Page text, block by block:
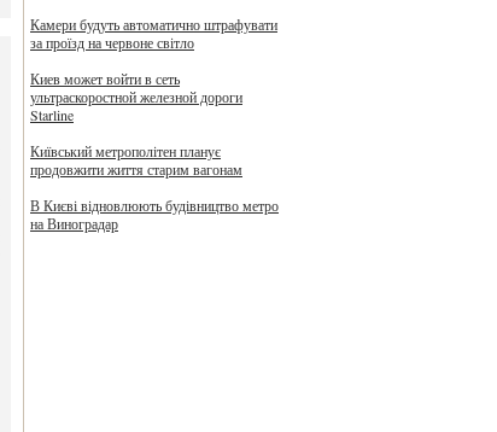
Камери будуть автоматично штрафувати
за проїзд на червоне світло
Киев может войти в сеть
ультраскоростной железной дороги
Starline
Київський метрополітен планує
продовжити життя старим вагонам
В Києві відновлюють будівництво метро
на Виноградар